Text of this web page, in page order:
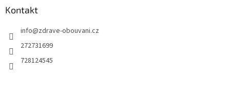
Kontakt
info@zdrave-obouvani.cz
272731699
728124545